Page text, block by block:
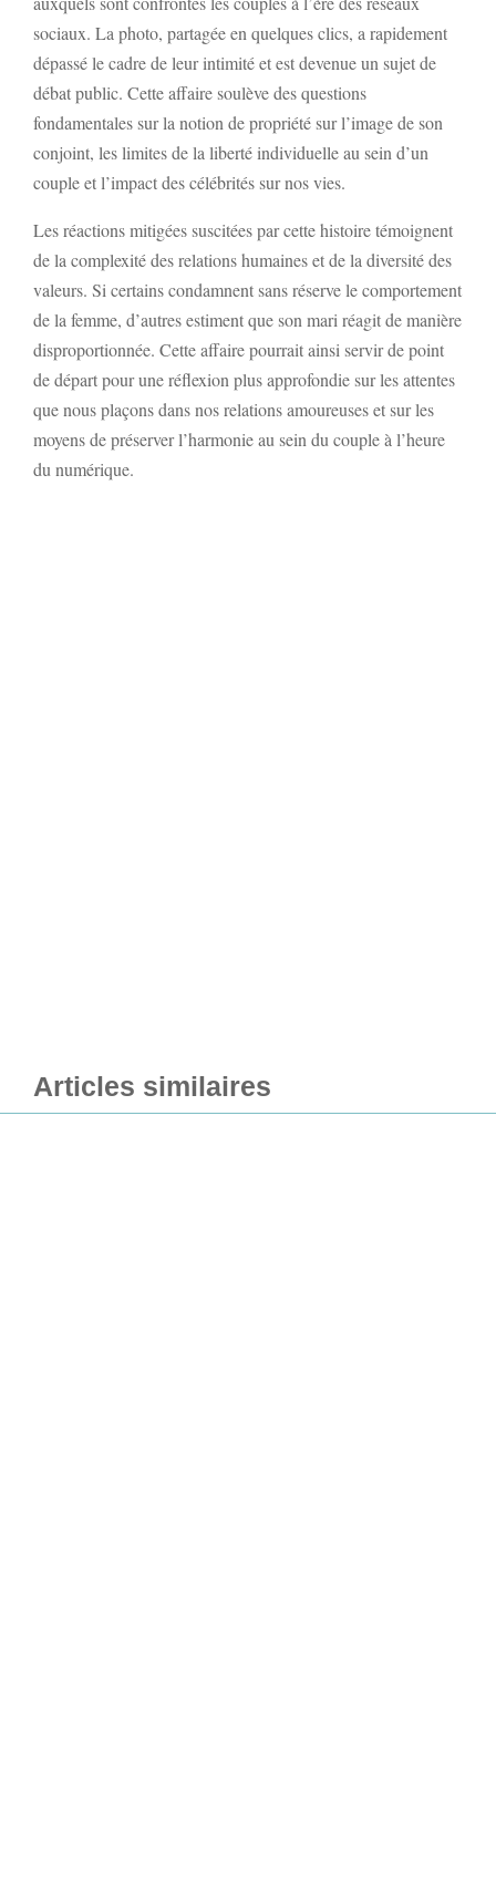
sociaux. La photo, partagée en quelques clics, a rapidement
dépassé le cadre de leur intimité et est devenue un sujet de
débat public. Cette affaire soulève des questions
fondamentales sur la notion de propriété sur l’image de son
conjoint, les limites de la liberté individuelle au sein d’un
couple et l’impact des célébrités sur nos vies.
Les réactions mitigées suscitées par cette histoire témoignent
de la complexité des relations humaines et de la diversité des
valeurs. Si certains condamnent sans réserve le comportement
de la femme, d’autres estiment que son mari réagit de manière
disproportionnée. Cette affaire pourrait ainsi servir de point
de départ pour une réflexion plus approfondie sur les attentes
que nous plaçons dans nos relations amoureuses et sur les
moyens de préserver l’harmonie au sein du couple à l’heure
du numérique.
Articles similaires